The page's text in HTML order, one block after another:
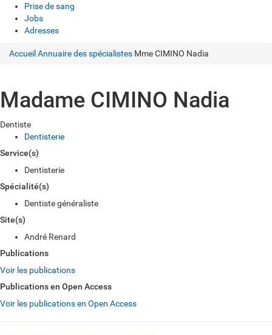
Prise de sang
Jobs
Adresses
Accueil Annuaire des spécialistes Mme CIMINO Nadia
Madame CIMINO Nadia
Dentiste
Dentisterie
Service(s)
Dentisterie
Spécialité(s)
Dentiste généraliste
Site(s)
André Renard
Publications
Voir les publications
Publications en Open Access
Voir les publications en Open Access